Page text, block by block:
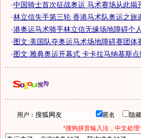
·中国骑士首次征战奥运 马术赛场从此揭
·林立信失手第三轮 香港马术队奥运之旅
·港奥运马术骑手林立信无缘场地障碍个
·图文:美国队夺奥运马术场地障碍赛团体
·图文:雅典奥运开幕式 卡卡拉马纳基斯点
用户： 匿名 隐
*搜狗拼音输入法，中文处理